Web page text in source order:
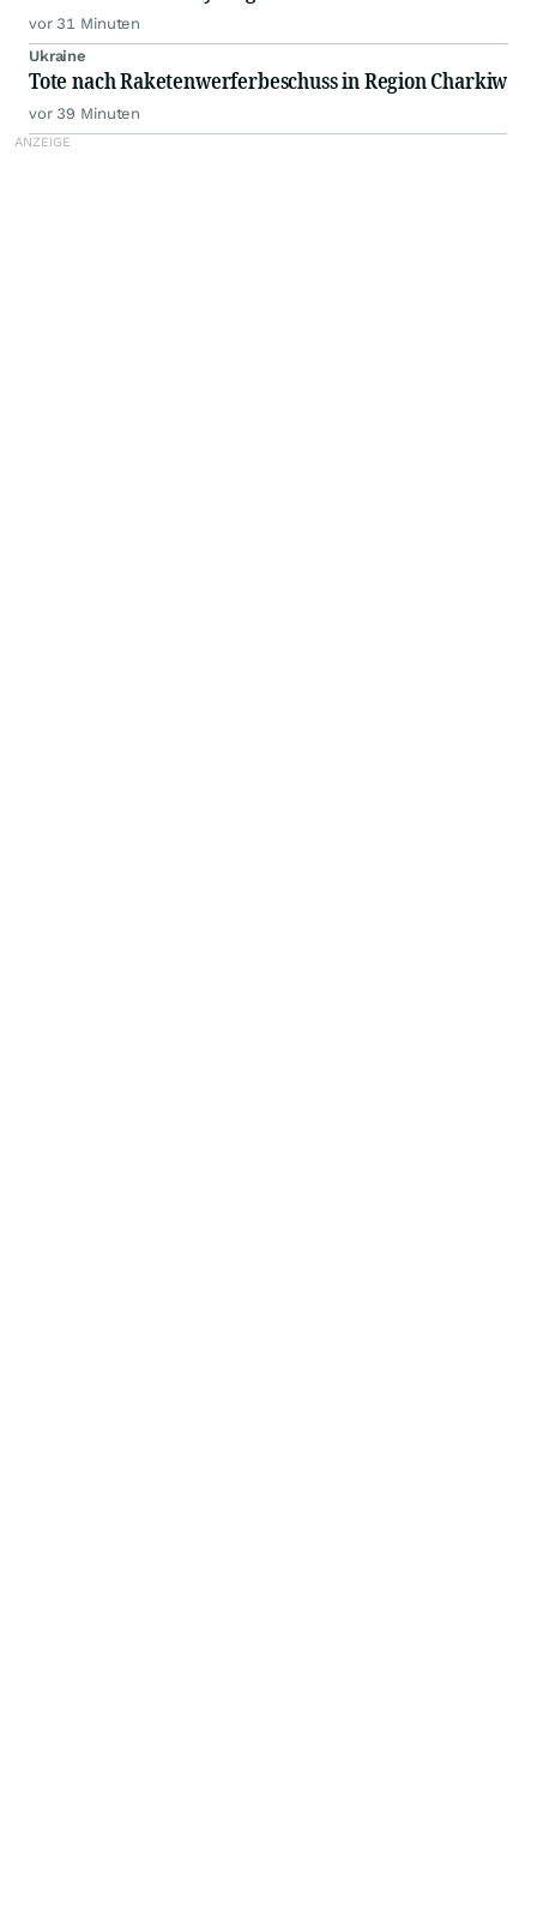
vor 31 Minuten
Ukraine
Tote nach Raketenwerferbeschuss in Region Charkiw
vor 39 Minuten